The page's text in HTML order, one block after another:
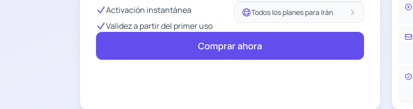
Activación instantánea
Validez a partir del primer uso
Todos los planes para Irán
Comprar ahora